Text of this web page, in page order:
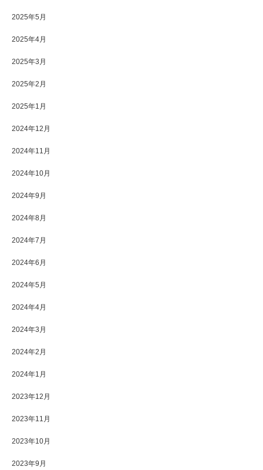
2025年5月
2025年4月
2025年3月
2025年2月
2025年1月
2024年12月
2024年11月
2024年10月
2024年9月
2024年8月
2024年7月
2024年6月
2024年5月
2024年4月
2024年3月
2024年2月
2024年1月
2023年12月
2023年11月
2023年10月
2023年9月